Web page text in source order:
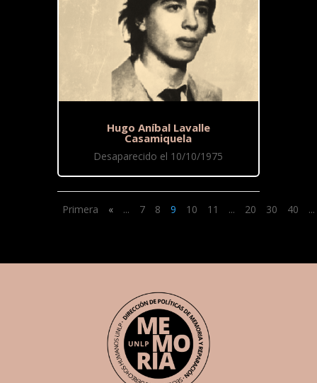
Hugo Aníbal Lavalle
Casamiquela
Desaparecido el 10/10/1975
Primera « ... 7 8 9 10 11 ... 20 30 40 ...